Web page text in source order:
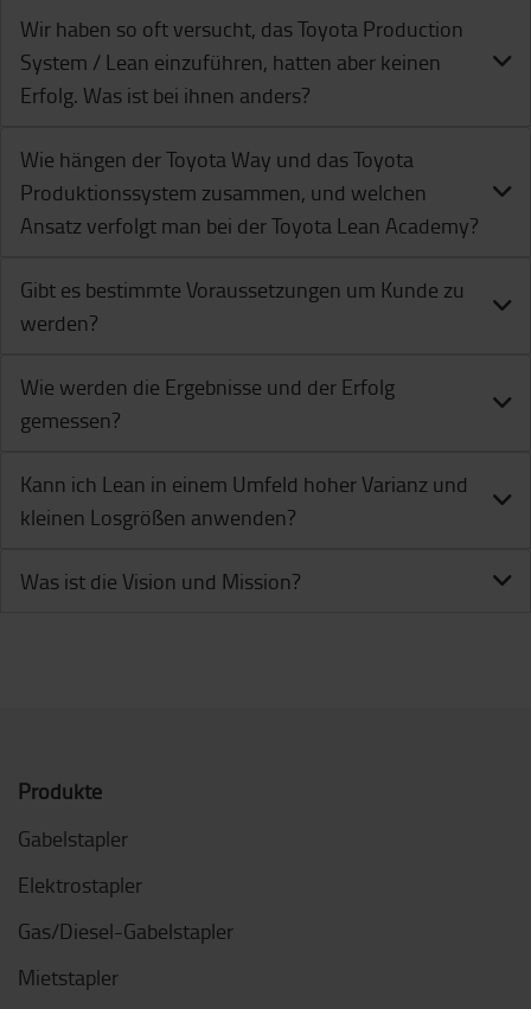
Wir haben so oft versucht, das Toyota Production
System / Lean einzuführen, hatten aber keinen
Erfolg. Was ist bei ihnen anders?
Wie hängen der Toyota Way und das Toyota
Produktionssystem zusammen, und welchen
Ansatz verfolgt man bei der Toyota Lean Academy?
Gibt es bestimmte Voraussetzungen um Kunde zu
werden?
Wie werden die Ergebnisse und der Erfolg
gemessen?
Kann ich Lean in einem Umfeld hoher Varianz und
kleinen Losgrößen anwenden?
Was ist die Vision und Mission?
Produkte
Gabelstapler
Elektrostapler
Gas/Diesel-Gabelstapler
Mietstapler